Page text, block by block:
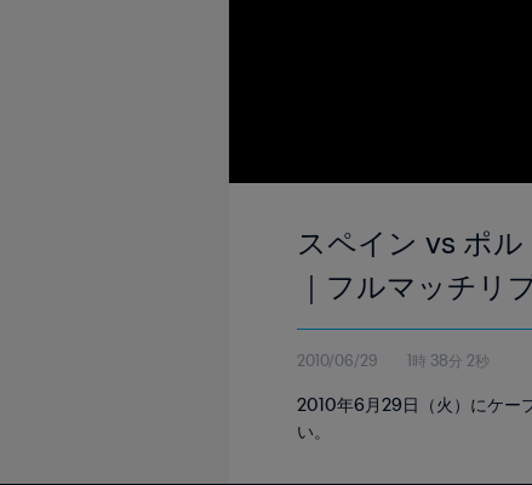
スペイン vs ポ
｜フルマッチリ
2010/06/29 1時 38分 2秒
2010年6月29日（火）にケー
い。